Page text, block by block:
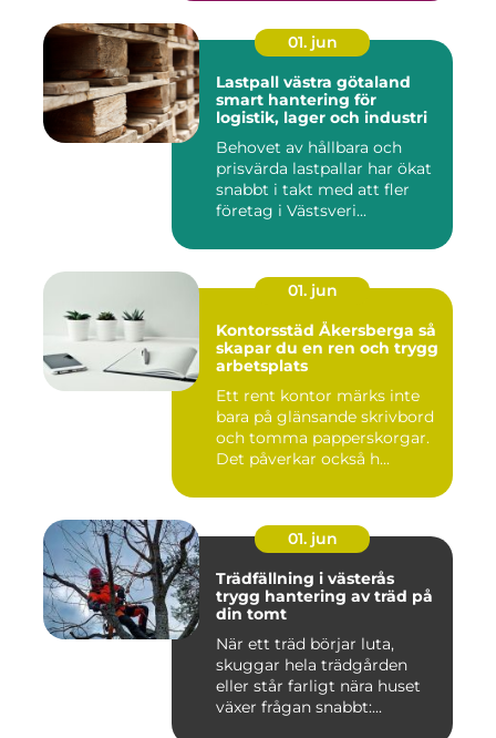
01. jun
Lastpall västra götaland
smart hantering för
logistik, lager och industri
Behovet av hållbara och
prisvärda lastpallar har ökat
snabbt i takt med att fler
företag i Västsveri...
01. jun
Kontorsstäd Åkersberga så
skapar du en ren och trygg
arbetsplats
Ett rent kontor märks inte
bara på glänsande skrivbord
och tomma papperskorgar.
Det påverkar också h...
01. jun
Trädfällning i västerås
trygg hantering av träd på
din tomt
När ett träd börjar luta,
skuggar hela trädgården
eller står farligt nära huset
växer frågan snabbt:...